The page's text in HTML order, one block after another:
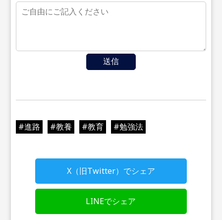
送信
#進路 #教養 #教育 #勉強法
X（旧Twitter）でシェア
LINEでシェア